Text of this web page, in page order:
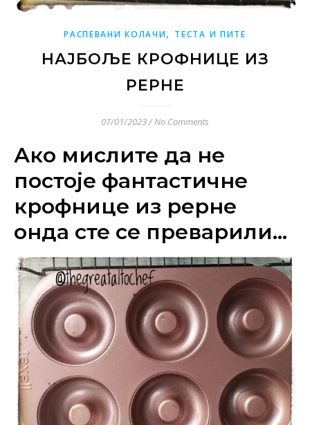
РАСПЕВАНИ КОЛАЧИ, ТЕСТА И ПИТЕ
НАЈБОЉЕ КРОФНИЦЕ ИЗ
РЕРНЕ
07/01/2023/No Comments
Ако мислите да не
постоје фантастичне
крофнице из рерне
онда сте се преварили…